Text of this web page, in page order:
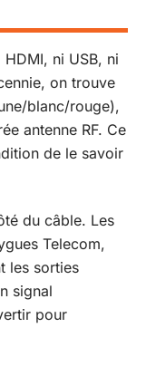
ni USB, ni
on trouve
blanc/rouge),
antenne RF. Ce
de le savoir
du câble. Les
Telecom,
les sorties
signal
pour